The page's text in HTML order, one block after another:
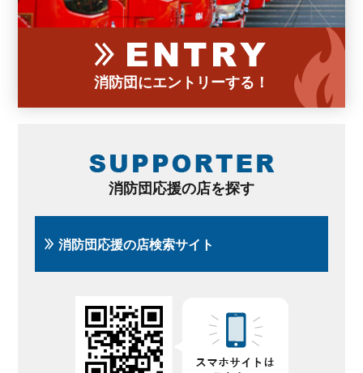
消防団にエントリーする！
消防団応援の店を探す
消防団応援の店検索サイト